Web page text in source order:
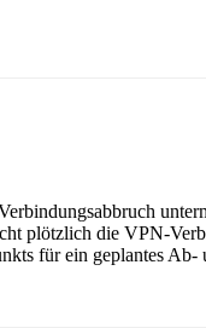
plötzlich die VPN-
für ein geplantes